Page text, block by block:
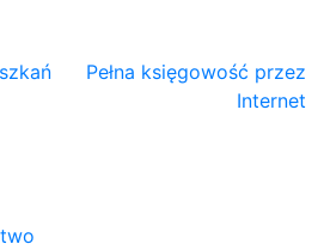
Pełna księgowość przez
Internet